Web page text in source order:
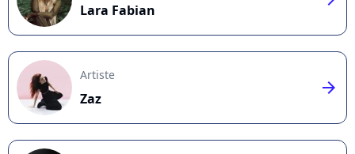
Lara Fabian
Artiste
Zaz
arrow_right